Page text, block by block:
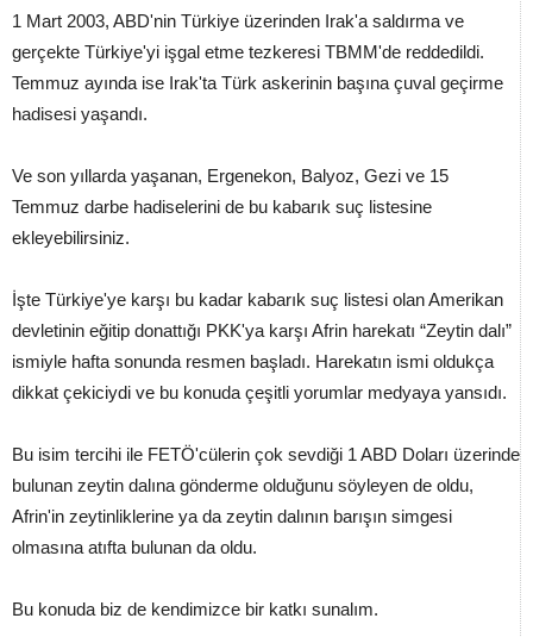
1 Mart 2003, ABD'nin Türkiye üzerinden Irak'a saldırma ve
gerçekte Türkiye'yi işgal etme tezkeresi TBMM'de reddedildi.
Temmuz ayında ise Irak'ta Türk askerinin başına çuval geçirme
hadisesi yaşandı.
Ve son yıllarda yaşanan, Ergenekon, Balyoz, Gezi ve 15
Temmuz darbe hadiselerini de bu kabarık suç listesine
ekleyebilirsiniz.
İşte Türkiye'ye karşı bu kadar kabarık suç listesi olan Amerikan
devletinin eğitip donattığı PKK'ya karşı Afrin harekatı “Zeytin dalı”
ismiyle hafta sonunda resmen başladı. Harekatın ismi oldukça
dikkat çekiciydi ve bu konuda çeşitli yorumlar medyaya yansıdı.
Bu isim tercihi ile FETÖ'cülerin çok sevdiği 1 ABD Doları üzerinde
bulunan zeytin dalına gönderme olduğunu söyleyen de oldu,
Afrin'in zeytinliklerine ya da zeytin dalının barışın simgesi
olmasına atıfta bulunan da oldu.
Bu konuda biz de kendimizce bir katkı sunalım.